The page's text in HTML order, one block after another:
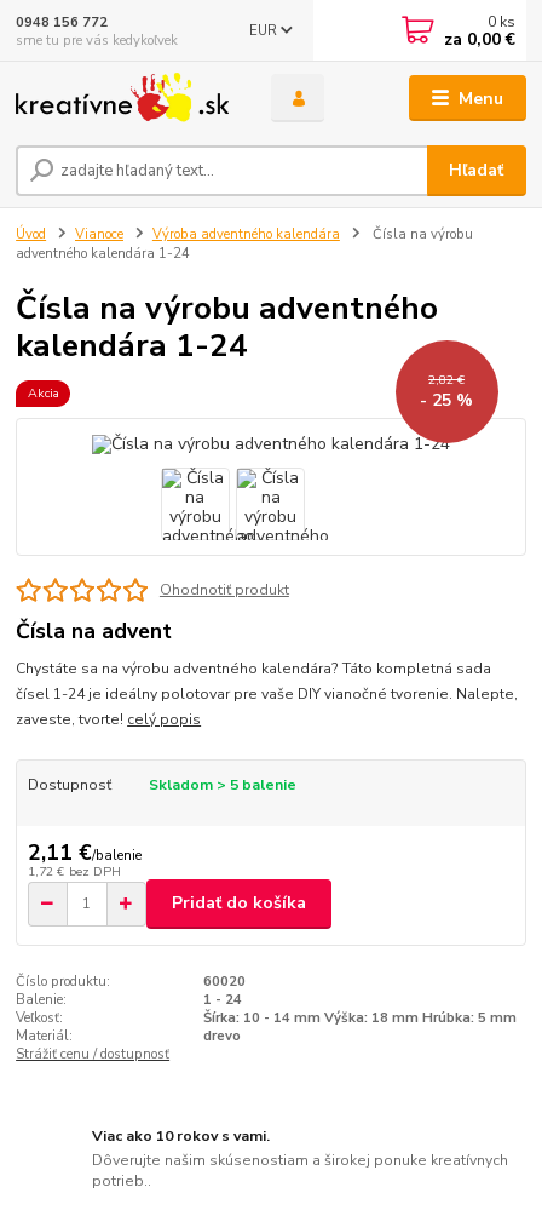
Menu
EUR
Hľadať
0948 156 772
sme tu pre vás kedykoľvek
0 ks
za 0,00 €
Úvod Vianoce Výroba adventného kalendára
Čísla na výrobu
adventného kalendára 1-24
Čísla na výrobu adventného
kalendára 1-24
Akcia
2,82 €
- 25 %
Ohodnotiť produkt
Čísla na advent
Chystáte sa na výrobu adventného kalendára? Táto kompletná sada
čísel 1-24 je ideálny polotovar pre vaše DIY vianočné tvorenie. Nalepte,
zaveste, tvorte! celý popis
Dostupnosť Skladom > 5 balenie
2,11 €/balenie
1,72 € bez DPH
Pridať do košíka
Číslo produktu:
60020
Balenie:
1 - 24
Veľkosť:
Šírka: 10 - 14 mm Výška: 18 mm Hrúbka: 5 mm
Materiál:
drevo
Strážiť cenu / dostupnosť
Viac ako 10 rokov s vami.
Dôverujte našim skúsenostiam a širokej ponuke kreatívnych
potrieb..